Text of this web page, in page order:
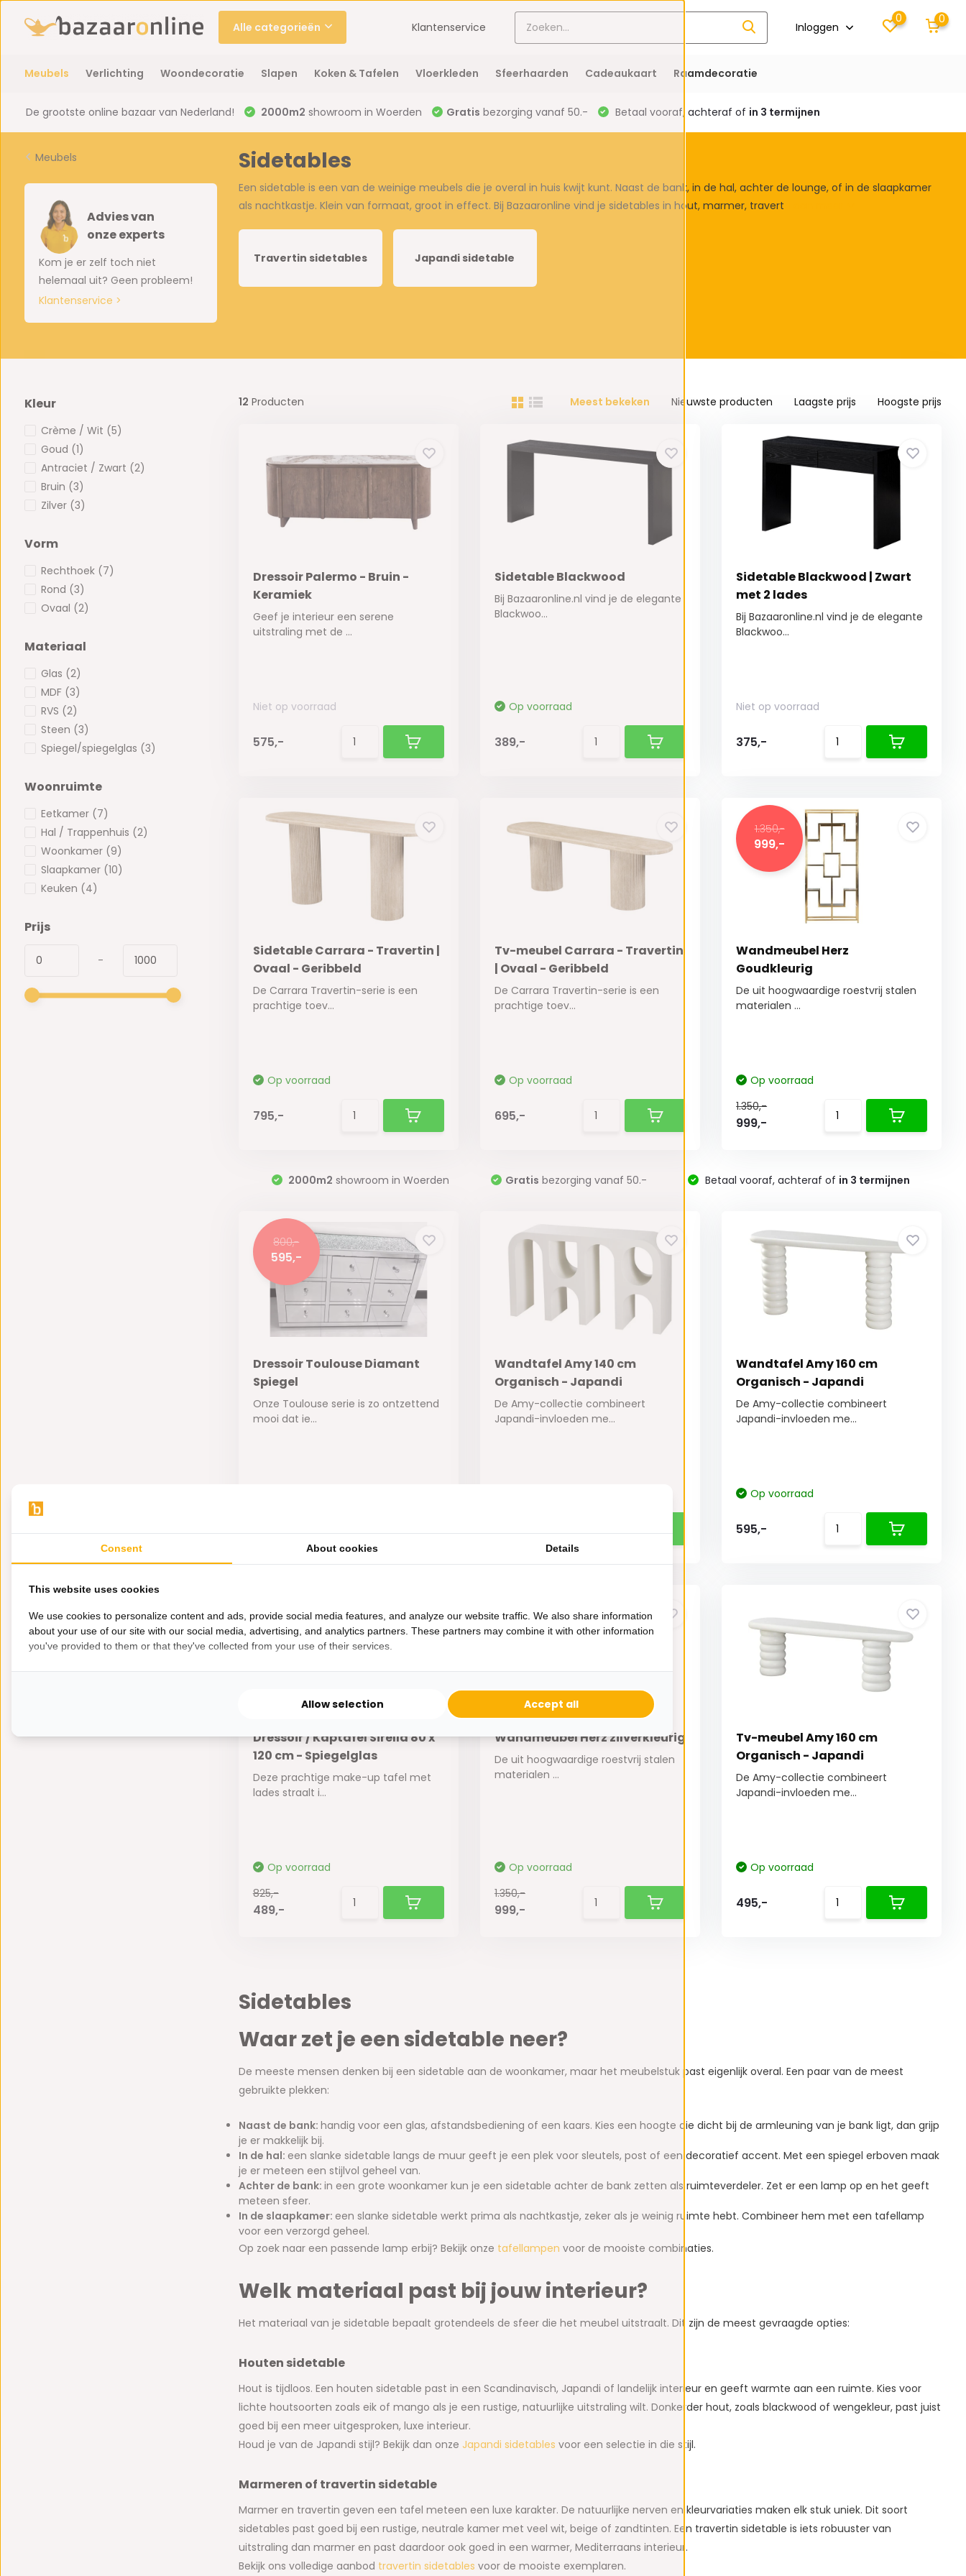
Alle categorieën Klantenservice Inloggen
0 0
Meubels Verlichting Woondecoratie Slapen Koken & Tafelen Vloerkleden Sfeerhaarden Cadeaukaart Raamdecoratie
De grootste online bazaar van Nederland! 2000m2 showroom in Woerden Gratis bezorging vanaf 50.- Betaal vooraf, achteraf of in 3 termijnen
Meubels
Advies van
onze experts
Kom je er zelf toch niet
helemaal uit? Geen probleem!
Klantenservice >
Sidetables
Een sidetable is een van de weinige meubels die je overal in huis kwijt kunt. Naast de bank, in de hal, achter de lounge, of in de slaapkamer
als nachtkastje. Klein van formaat, groot in effect. Bij Bazaaronline vind je sidetables in hout, marmer, travert
Travertin sidetables Japandi sidetable
Kleur
Crème / Wit (5)
Goud (1)
Antraciet / Zwart (2)
Bruin (3)
Zilver (3)
Vorm
Rechthoek (7)
Rond (3)
Ovaal (2)
Materiaal
Glas (2)
MDF (3)
RVS (2)
Steen (3)
Spiegel/spiegelglas (3)
Woonruimte
Eetkamer (7)
Hal / Trappenhuis (2)
Woonkamer (9)
Slaapkamer (10)
Keuken (4)
Prijs
-
12 Producten Meest bekeken Nieuwste producten Laagste prijs Hoogste prijs
Dressoir Palermo - Bruin -
Keramiek
Geef je interieur een serene
uitstraling met de ...
Niet op voorraad
575,-
Sidetable Blackwood
Bij Bazaaronline.nl vind je de elegante
Blackwoo...
Op voorraad
389,-
Sidetable Blackwood | Zwart
met 2 lades
Bij Bazaaronline.nl vind je de elegante
Blackwoo...
Niet op voorraad
375,-
Sidetable Carrara - Travertin |
Ovaal - Geribbeld
De Carrara Travertin-serie is een
prachtige toev...
Op voorraad
795,-
Tv-meubel Carrara - Travertin
| Ovaal - Geribbeld
De Carrara Travertin-serie is een
prachtige toev...
Op voorraad
695,-
1.350,-
999,-
Wandmeubel Herz
Goudkleurig
De uit hoogwaardige roestvrij stalen
materialen ...
Op voorraad
1.350,-
999,-
2000m2 showroom in Woerden Gratis bezorging vanaf 50.- Betaal vooraf, achteraf of in 3 termijnen
800,-
595,-
Dressoir Toulouse Diamant
Spiegel
Onze Toulouse serie is zo ontzettend
mooi dat ie...
595,-
Wandtafel Amy 140 cm
Organisch - Japandi
De Amy-collectie combineert
Japandi-invloeden me...
595,-
Wandtafel Amy 160 cm
Organisch - Japandi
De Amy-collectie combineert
Japandi-invloeden me...
Op voorraad
595,-
825,-
489,-
Dressoir / Kaptafel Sirella 80 x
120 cm - Spiegelglas
Deze prachtige make-up tafel met
lades straalt i...
Op voorraad
825,-
489,-
1.350,-
999,-
Wandmeubel Herz zilverkleurig
De uit hoogwaardige roestvrij stalen
materialen ...
Op voorraad
1.350,-
999,-
Tv-meubel Amy 160 cm
Organisch - Japandi
De Amy-collectie combineert
Japandi-invloeden me...
Op voorraad
495,-
Sidetables
Waar zet je een sidetable neer?
De meeste mensen denken bij een sidetable aan de woonkamer, maar het meubelstuk past eigenlijk overal. Een paar van de meest
gebruikte plekken:
Naast de bank: handig voor een glas, afstandsbediening of een kaars. Kies een hoogte die dicht bij de armleuning van je bank ligt, dan grijp
je er makkelijk bij.
In de hal: een slanke sidetable langs de muur geeft je een plek voor sleutels, post of een decoratief accent. Met een spiegel erboven maak
je er meteen een stijlvol geheel van.
Achter de bank: in een grote woonkamer kun je een sidetable achter de bank zetten als ruimteverdeler. Zet er een lamp op en het geeft
meteen sfeer.
In de slaapkamer: een slanke sidetable werkt prima als nachtkastje, zeker als je weinig ruimte hebt. Combineer hem met een tafellamp
voor een verzorgd geheel.
Op zoek naar een passende lamp erbij? Bekijk onze tafellampen voor de mooiste combinaties.
Welk materiaal past bij jouw interieur?
Het materiaal van je sidetable bepaalt grotendeels de sfeer die het meubel uitstraalt. Dit zijn de meest gevraagde opties:
Houten sidetable
Hout is tijdloos. Een houten sidetable past in een Scandinavisch, Japandi of landelijk interieur en geeft warmte aan een ruimte. Kies voor
lichte houtsoorten zoals eik of mango als je een rustige, natuurlijke uitstraling wilt. Donkerder hout, zoals blackwood of wengekleur, past juist
goed bij een meer uitgesproken, luxe interieur.
Houd je van de Japandi stijl? Bekijk dan onze Japandi sidetables voor een selectie in die stijl.
Marmeren of travertin sidetable
Marmer en travertin geven een tafel meteen een luxe karakter. De natuurlijke nerven en kleurvariaties maken elk stuk uniek. Dit soort
sidetables past goed bij een rustige, neutrale kamer met veel wit, beige of zandtinten. Een travertin sidetable is iets robuuster van
uitstraling dan marmer en past daardoor ook goed in een warmer, Mediterraans interieur.
Bekijk ons volledige aanbod travertin sidetables voor de mooiste exemplaren.
Consent About cookies Details
This website uses cookies
We use cookies to personalize content and ads, provide social media features, and analyze our website traffic. We also share information
about your use of our site with our social media, advertising, and analytics partners. These partners may combine it with other information
you've provided to them or that they've collected from your use of their services.
Allow selection Accept all